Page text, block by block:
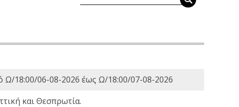
Ω/18:00/06-08-2026 έως Ω/18:00/07-08-2026
και Θεσπρωτία.